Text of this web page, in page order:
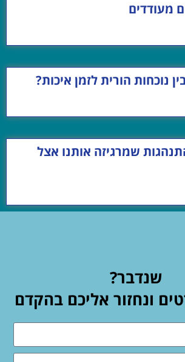
מעודדים
נוכחות הורית לזמן איכות?
שמרגיזה אותנו אצל
שנדבר?
ונחזור אליכם בהקדם